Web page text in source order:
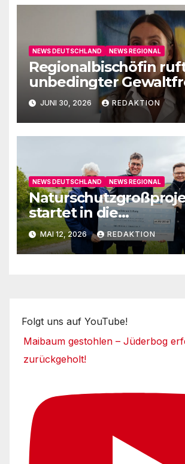
NEWS DEUTSCHLAND NEWS REGIONAL
Regionalbischöfin
unbedingter
aufJUNI 30, 2026 REDAKTION
NEWS DEUTSCHLAND NEWS REGIONAL
startet in die
Umsetzungsphase
MAI 12, 2026 REDAKTION
Folgt uns auf YouTube!
Maibaum gestohlen – Jüderbog
zurückgeholt!